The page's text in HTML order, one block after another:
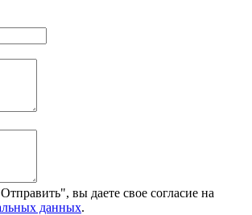
вы даете свое согласие на
данных.